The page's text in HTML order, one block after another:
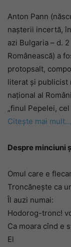
Anton Pann
nașterii incertă,
azi Bulgaria – d.
Românească) a
protopsalt,
literat și publicist
național al
„finul Pepelei,
Citește mai mult…
Despre minciuni
Omul care e flecar
Troncăneşte ca
Îl auzi numai:
Hodorog-tronc!
Ca moara cînd e
El